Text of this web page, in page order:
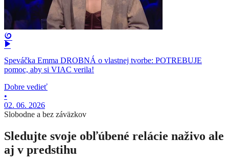
Speváčka Emma DROBNÁ o vlastnej tvorbe: POTREBUJE
pomoc, aby si VIAC verila!
Dobre vedieť
•
02. 06. 2026
Slobodne a bez záväzkov
Sledujte svoje obľúbené relácie naživo ale
aj v predstihu